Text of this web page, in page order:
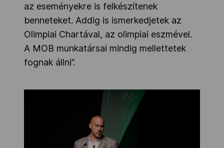
az eseményekre is felkészítenek
benneteket. Addig is ismerkedjetek az
Olimpiai Chartával, az olimpiai eszmével.
A MOB munkatársai mindig mellettetek
fognak állni”.